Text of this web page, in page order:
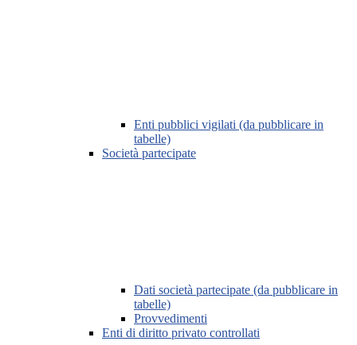
Enti pubblici vigilati (da pubblicare in
tabelle)
Società partecipate
Dati società partecipate (da pubblicare in
tabelle)
Provvedimenti
Enti di diritto privato controllati